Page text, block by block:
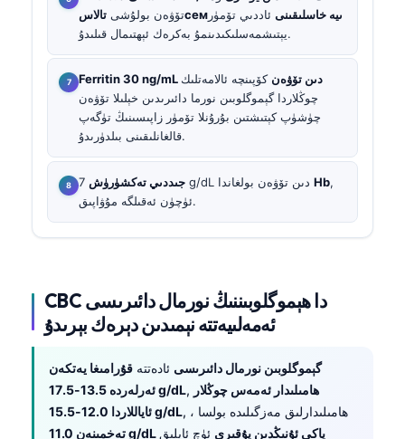
تۆۋەن بولۇشى
تالاسсемىيە خاسلىقىنى ئاددىي تۆمۈر
يېتىشمەسلىكىدىنمۇ بەكرەك ئېھتىمال قىلىدۇ.
Ferritin 30 ng/mL دىن تۆۋەن كۆپىنچە ئالامەتلىك
چوڭلاردا گېموگلوبىن نورما دائىرىدىن خېلىلا تۆۋەن
چۈشۈپ كېتىشتىن بۇرۇنلا تۆمۈر زاپىسىنىڭ تۈگەپ
قالغانلىقىنى بىلدۈرىدۇ.
جىددىي تەكشۈرۈش Hb,
ئۈچۈن ئەقىلگە مۇۋاپىق.
CBC دا ھېموگلوبىننىڭ نورمال دائىرىسى
ئەمەلىيەتتە نېمىدىن دېرەك بېرىدۇ
گېموگلوبىن نورمال دائىرىسى ئادەتتە قۇرامىغا يەتكەن
ئەرلەردە 13.5-17.5 g/dL, ھامىلىدار ئەمەس چوڭلار
ئاياللاردا 12.0-15.5 g/dL
, ، ھامىلىدارلىق مەزگىلىدە بولسا
تەخمىنەن 11.0 g/dL ياكى ئۇنىڭدىن يۇقىرى ئۈچ ئايلىق